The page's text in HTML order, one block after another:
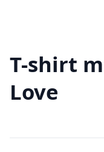
T-shirt
Love